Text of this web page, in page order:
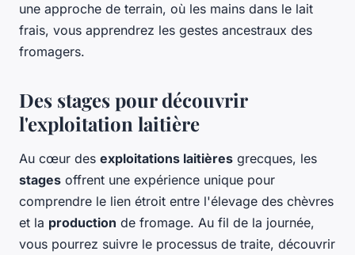
une approche de terrain, où les mains dans le lait
frais, vous apprendrez les gestes ancestraux des
fromagers.
Des stages pour découvrir
l'exploitation laitière
Au cœur des exploitations laitières grecques, les
stages offrent une expérience unique pour
comprendre le lien étroit entre l'élevage des chèvres
et la production de fromage. Au fil de la journée,
vous pourrez suivre le processus de traite, découvrir